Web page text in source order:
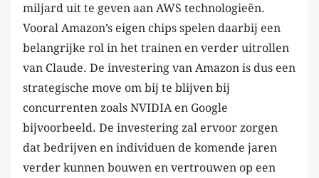
miljard uit te geven aan AWS technologieën.
Vooral Amazon’s eigen chips spelen daarbij een
belangrijke rol in het trainen en verder uitrollen
van Claude. De investering van Amazon is dus een
strategische move om bij te blijven bij
concurrenten zoals NVIDIA en Google
bijvoorbeeld. De investering zal ervoor zorgen
dat bedrijven en individuen de komende jaren
verder kunnen bouwen en vertrouwen op een